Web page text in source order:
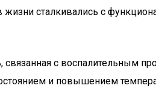
сталкивались с
с воспалительным
и повышением